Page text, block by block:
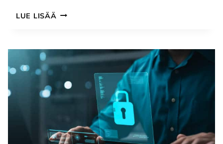
LUE LISÄÄ KAITA
WEBINAARI